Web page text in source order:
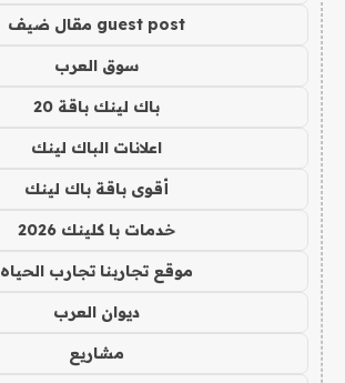
guest post مقال ضيف
سوق العرب
باك لينك باقة 20
اعلانات الباك لينك
أقوى باقة باك لينك
خدمات با كلينك 2026
موقع تجاربنا تجارب الحياه
ديوان العرب
مشاريع